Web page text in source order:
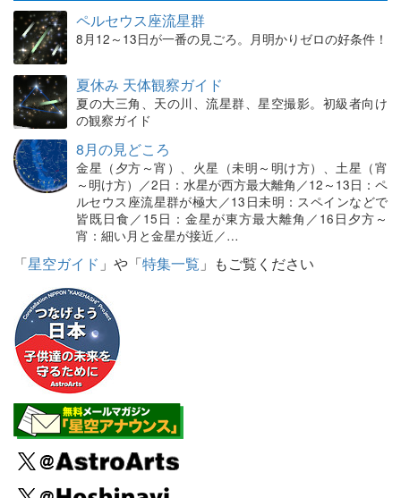
ペルセウス座流星群
8月12～13日が一番の見ごろ。月明かりゼロの好条件！
夏休み 天体観察ガイド
夏の大三角、天の川、流星群、星空撮影。初級者向け
の観察ガイド
8月の見どころ
金星（夕方～宵）、火星（未明～明け方）、土星（宵
～明け方）／2日：水星が西方最大離角／12～13日：ペ
ルセウス座流星群が極大／13日未明：スペインなどで
皆既日食／15日：金星が東方最大離角／16日夕方～
宵：細い月と金星が接近／…
「星空ガイド 」や「特集一覧 」もご覧ください